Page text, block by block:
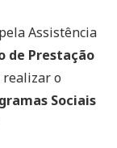
Assistência
de Prestação
realizar o
Sociais